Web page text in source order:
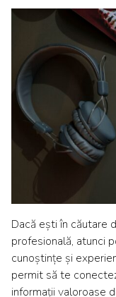
Dacă ești în căutare
profesională, atunci
cunoștințe și
permit să te
informații valoroase